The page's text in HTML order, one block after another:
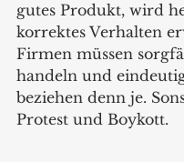
gutes Produkt, wird
korrektes Verhalten
Firmen müssen
handeln und
beziehen denn je.
Protest und Boykott.